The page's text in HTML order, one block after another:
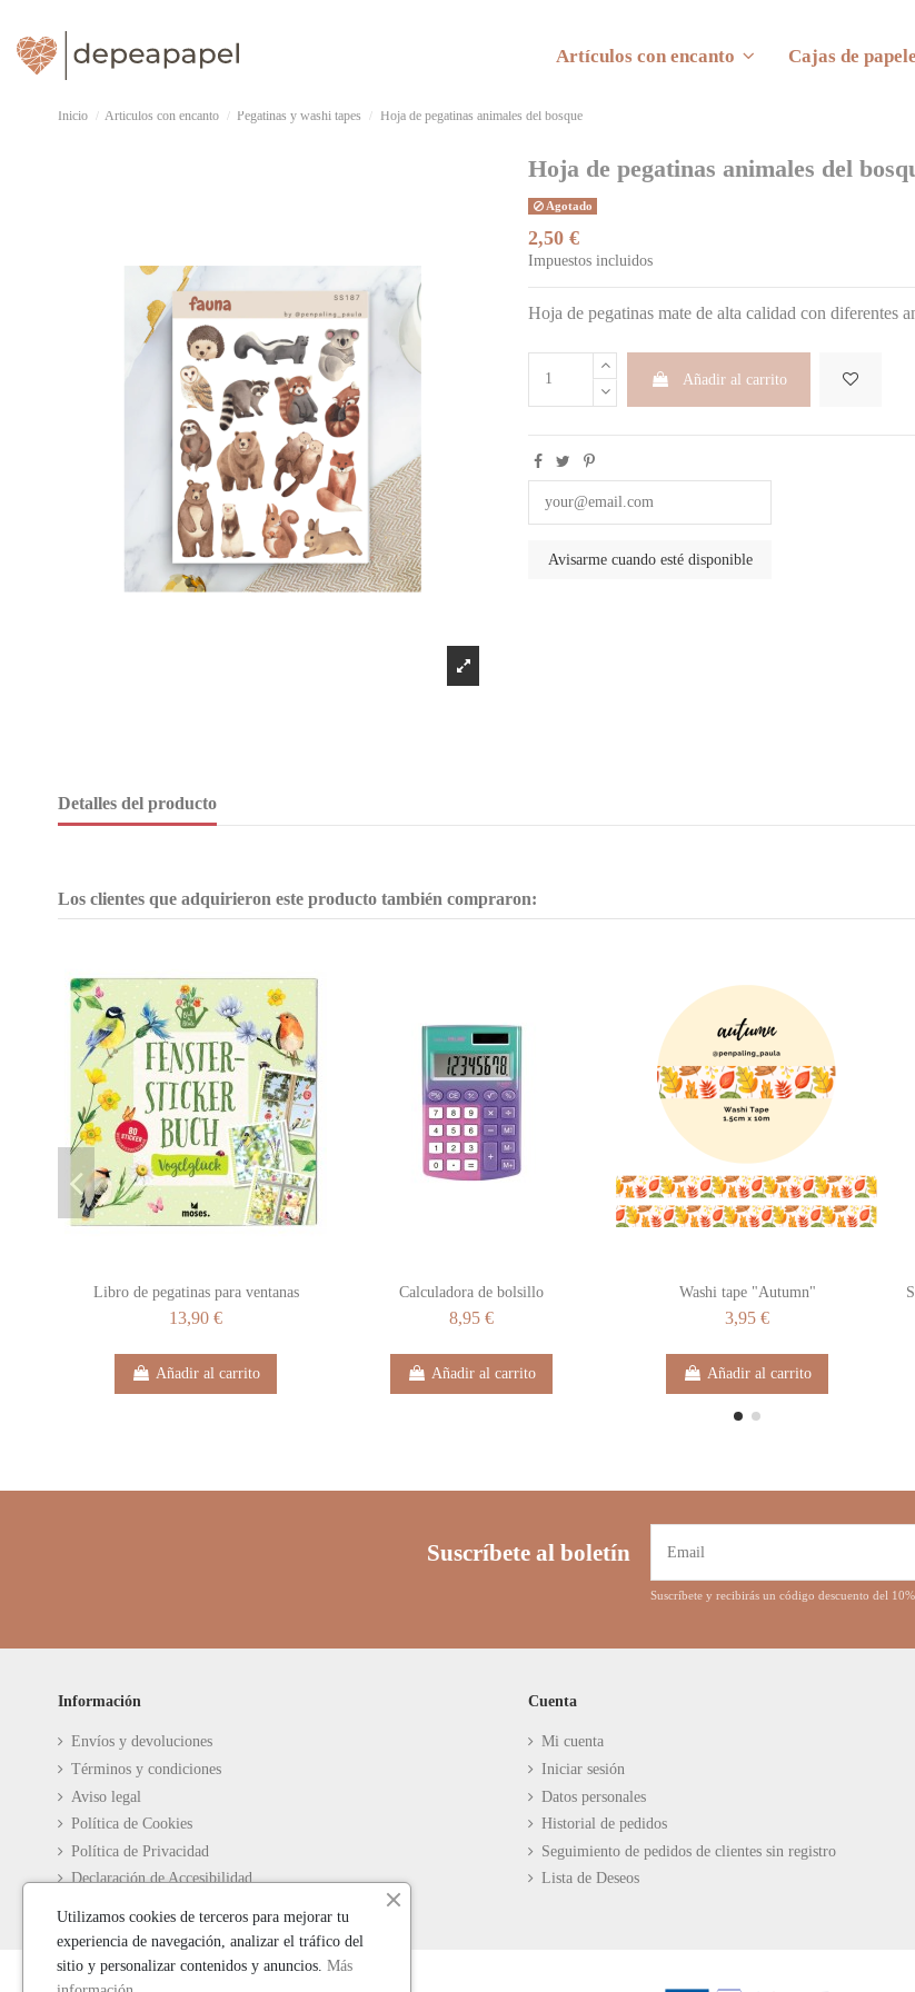
Artículos con encanto Cajas de
Inicio Artículos con encanto Pegatinas y washi tapes Hoja de pegatinas animales del bosque
Hoja de pegatinas animales del
Agotado
2,50 €
Impuestos incluidos
Hoja de pegatinas mate de alta calidad con diferentes
Añadir al carrito
Detalles del producto
Los clientes que adquirieron este producto también compraron:
Libro de pegatinas para ventanas
13,90 €
Añadir al carrito
Calculadora de bolsillo
8,95 €
Añadir al carrito
Washi tape "Autumn"
3,95 €
Añadir al carrito
Suscríbete al boletín
Suscríbete y recibirás un código descuento del
Información
Envíos y devoluciones
Términos y condiciones
Aviso legal
Política de Cookies
Política de Privacidad
Declaración de Accesibilidad
Cuenta
Mi cuenta
Iniciar sesión
Datos personales
Historial de pedidos
Seguimiento de pedidos de clientes sin registro
Lista de Deseos
Utilizamos cookies de terceros para mejorar tu
experiencia de navegación, analizar el tráfico del
sitio y personalizar contenidos y anuncios. Más